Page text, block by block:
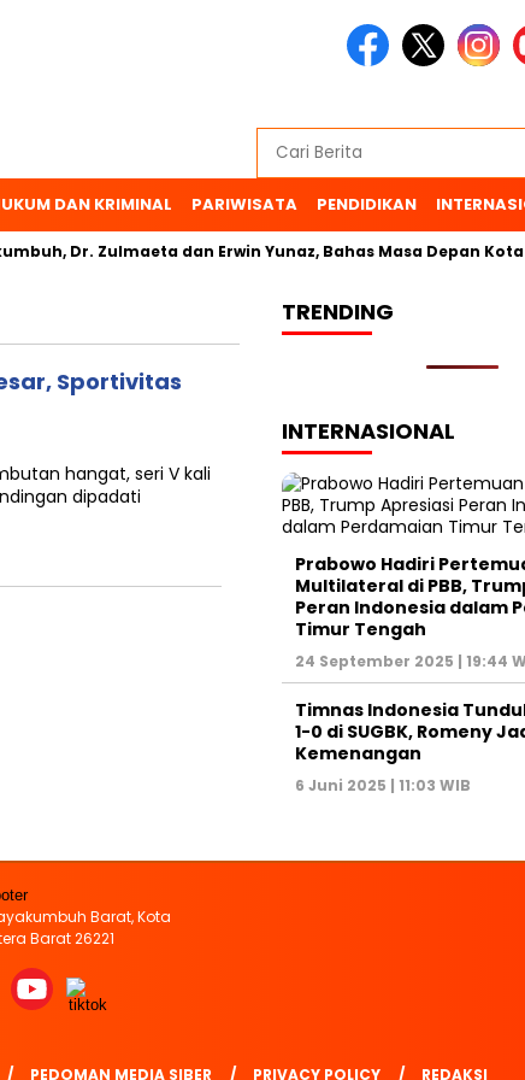
DAN KRIMINAL PARIWISATA PENDIDIKAN
Dr. Zulmaeta dan Erwin Yunaz, Bahas Masa Depan Kota
Sportivitas
hangat, seri V kali
dipadati
TRENDING
INTERNASIONAL
Prabowo Hadiri
Multilateral di PBB,
Peran Indonesia dalam
Timur Tengah
24 September 2025 | 19:44
Timnas Indonesia
1-0 di SUGBK, Romeny
Kemenangan
6 Juni 2025 | 11:03 WIB
Barat, Kota
Barat 26221
PEDOMAN MEDIA SIBER PRIVACY POLICY REDAKSI